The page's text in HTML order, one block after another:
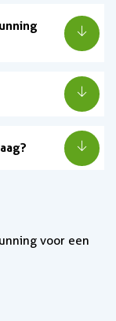
voor een